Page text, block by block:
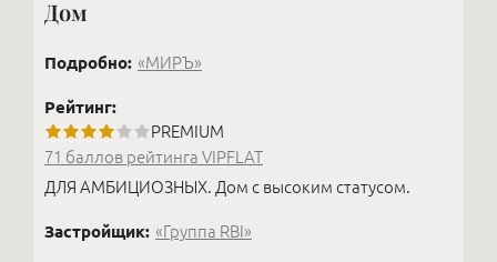
Дом
Подробно: «МИРЪ»
Рейтинг:
PREMIUM
71 баллов рейтинга VIPFLAT
ДЛЯ АМБИЦИОЗНЫХ. Дом с высоким статусом.
Застройщик: «Группа RBI»